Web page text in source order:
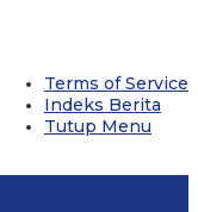
Terms of Service
Indeks Berita
Tutup Menu